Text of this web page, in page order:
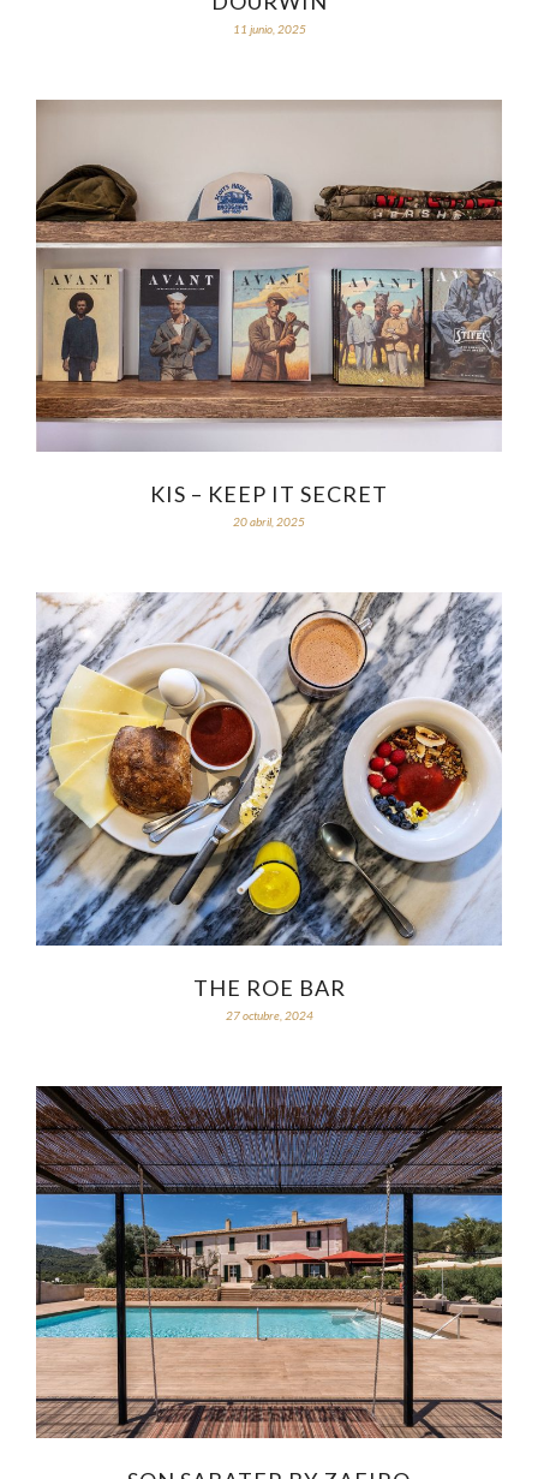
11 junio, 2025
KIS – KEEP IT SECRET
20 abril, 2025
THE ROE BAR
27 octubre, 2024